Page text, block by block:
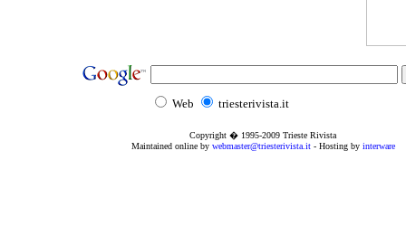
Web triesterivista.it
Copyright � 1995-2009 Trieste Rivista
Maintained online by webmaster@triesterivista.it- Hosting by interware